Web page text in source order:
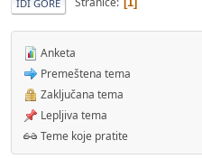
IDI GORE
Anketa
Premeštena tema
Zaključana tema
Lepljiva tema
Teme koje pratite